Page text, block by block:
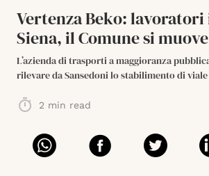
Vertenza Beko: lavoratori
Siena, il Comune si
L’azienda di trasporti a maggioranza
rilevare da Sansedoni lo stabilimento di
2 min read